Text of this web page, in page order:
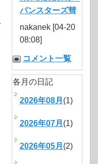
パンスターズ彗
nakanek [04-20
08:08]
コメント一覧
各月の日記
2026年08月 (1)
2026年07月 (1)
2026年05月 (2)